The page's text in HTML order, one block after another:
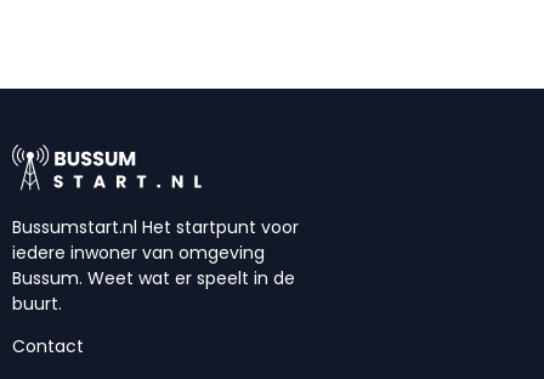
Bussumstart.nl Het startpunt voor
iedere inwoner van omgeving
Bussum. Weet wat er speelt in de
buurt.
Contact